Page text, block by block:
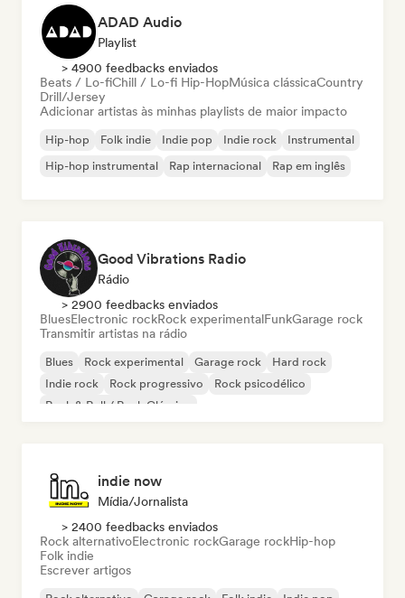
ADAD Audio
Playlist
> 4900 feedbacks enviados
Beats / Lo-fiChill / Lo-fi Hip-HopMúsica clássicaCountry
Drill/Jersey
Adicionar artistas às minhas playlists de maior impacto
Hip-hop Folk indie Indie pop Indie rock
Instrumental
Hip-hop instrumental
Rap internacional Rap em inglês
Good Vibrations Radio
Rádio
> 2900 feedbacks enviados
BluesElectronic rockRock experimentalFunkGarage rock
Transmitir artistas na rádio
Blues Rock experimental Garage rock
Hard rock
Indie rock
Rock progressivo
Rock psicodélico
Rock & Roll / Rock Clássico
indie now
Mídia/Jornalista
> 2400 feedbacks enviados
Rock alternativoElectronic rockGarage rockHip-hop
Folk indie
Escrever artigos